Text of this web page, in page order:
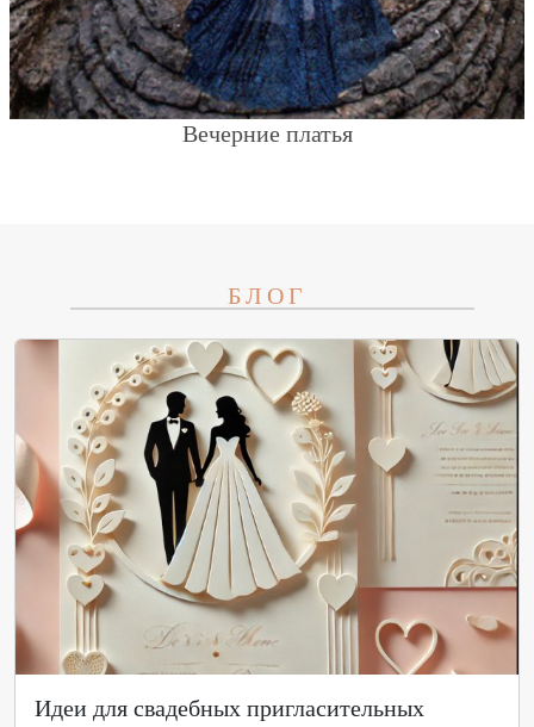
Вечерние платья
БЛОГ
Идеи для свадебных пригласительных